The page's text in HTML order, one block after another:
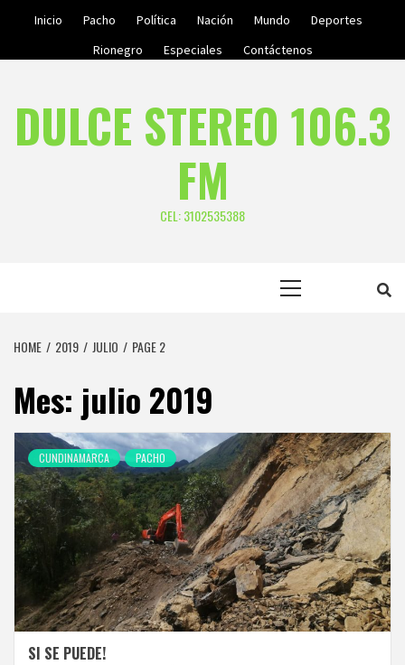
Inicio Pacho Política Nación Mundo
Deportes
Rionegro
Especiales Contáctenos
DULCE STEREO 106.3
FM
CEL: 3102535388
HOME 2019 JULIO PAGE 2
Mes: julio 2019
CUNDINAMARCA PACHO
SI SE PUEDE!